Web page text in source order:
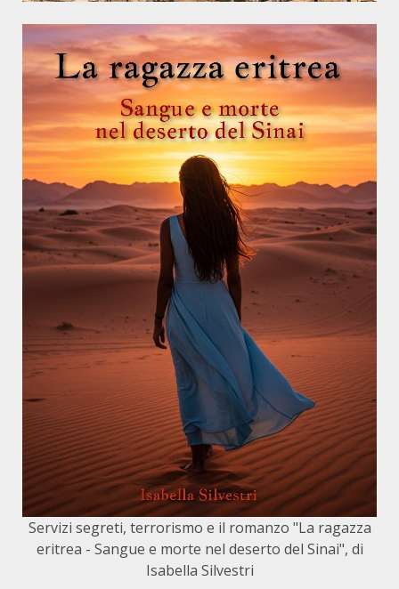
Servizi segreti, terrorismo e il romanzo "La ragazza
eritrea - Sangue e morte nel deserto del Sinai", di
Isabella Silvestri